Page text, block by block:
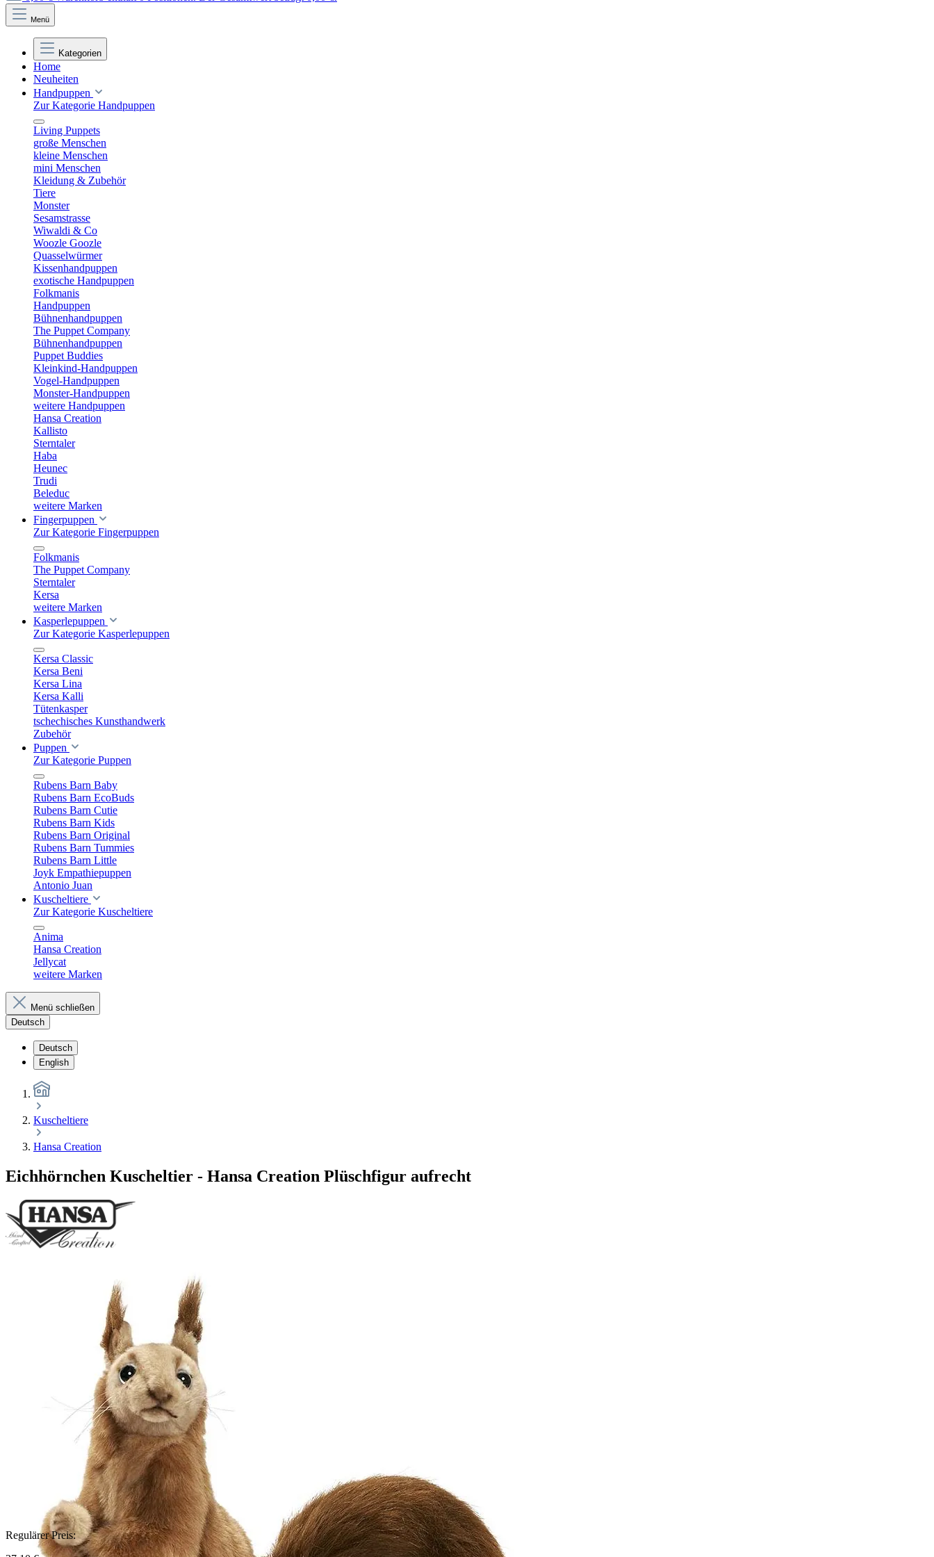
Menü
Kategorien
Home
Neuheiten
Handpuppen
Zur Kategorie Handpuppen
Living Puppets
große Menschen
kleine Menschen
mini Menschen
Kleidung & Zubehör
Tiere
Monster
Sesamstrasse
Wiwaldi & Co
Woozle Goozle
Quasselwürmer
Kissenhandpuppen
exotische Handpuppen
Folkmanis
Handpuppen
Bühnenhandpuppen
The Puppet Company
Bühnenhandpuppen
Puppet Buddies
Kleinkind-Handpuppen
Vogel-Handpuppen
Monster-Handpuppen
weitere Handpuppen
Hansa Creation
Kallisto
Sterntaler
Haba
Heunec
Trudi
Beleduc
weitere Marken
Fingerpuppen
Zur Kategorie Fingerpuppen
Folkmanis
The Puppet Company
Sterntaler
Kersa
weitere Marken
Kasperlepuppen
Zur Kategorie Kasperlepuppen
Kersa Classic
Kersa Beni
Kersa Lina
Kersa Kalli
Tütenkasper
tschechisches Kunsthandwerk
Zubehör
Puppen
Zur Kategorie Puppen
Rubens Barn Baby
Rubens Barn EcoBuds
Rubens Barn Cutie
Rubens Barn Kids
Rubens Barn Original
Rubens Barn Tummies
Rubens Barn Little
Joyk Empathiepuppen
Antonio Juan
Kuscheltiere
Zur Kategorie Kuscheltiere
Anima
Hansa Creation
Jellycat
weitere Marken
Menü schließen
Deutsch
Deutsch
English
Kuscheltiere
Hansa Creation
Eichhörnchen Kuscheltier - Hansa Creation Plüschfigur aufrecht
Regulärer Preis: